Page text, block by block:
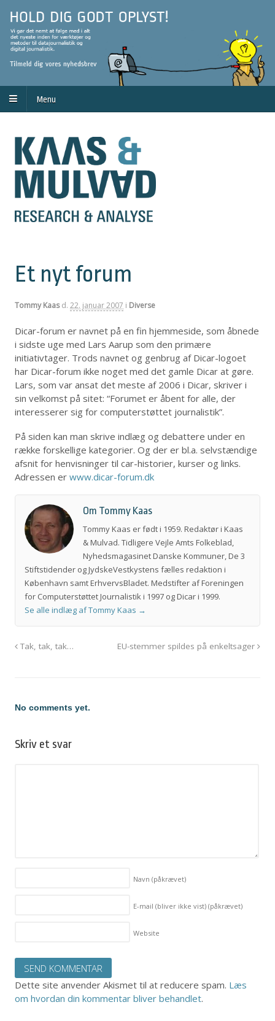
Menu
Et nyt forum
Tommy Kaas d.22. januar 2007 i Diverse
Dicar-forum er navnet på en fin hjemmeside, som åbnede
i sidste uge med Lars Aarup som den primære
initiativtager. Trods navnet og genbrug af Dicar-logoet
har Dicar-forum ikke noget med det gamle Dicar at gøre.
Lars, som var ansat det meste af 2006 i Dicar, skriver i
sin velkomst på sitet: “Forumet er åbent for alle, der
interesserer sig for computerstøttet journalistik”.
På siden kan man skrive indlæg og debattere under en
række forskellige kategorier. Og der er bl.a. selvstændige
afsnit for henvisninger til car-historier, kurser og links.
Adressen erwww.dicar-forum.dk
Om Tommy Kaas
Tommy Kaas er født i 1959. Redaktør i Kaas
& Mulvad. Tidligere Vejle Amts Folkeblad,
Nyhedsmagasinet Danske Kommuner, De 3
Stiftstidender og JydskeVestkystens fælles redaktion i
København samt ErhvervsBladet. Medstifter af Foreningen
for Computerstøttet Journalistik i 1997 og Dicar i 1999.
Se alle indlæg af Tommy Kaas →
Tak, tak, tak… EU-stemmer spildes på enkeltsager
No comments yet.
Skriv et svar
Navn(påkrævet)
E-mail (bliver ikke vist)(påkrævet)
Website
Dette site anvender Akismet til at reducere spam. Læs
om hvordan din kommentar bliver behandlet.